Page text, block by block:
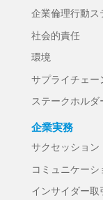
企業倫理行動ス
社会的責任
環境
サプライチェー
ステークホルダ
企業実務
サクセッション
コミュニケーシ
インサイダー取